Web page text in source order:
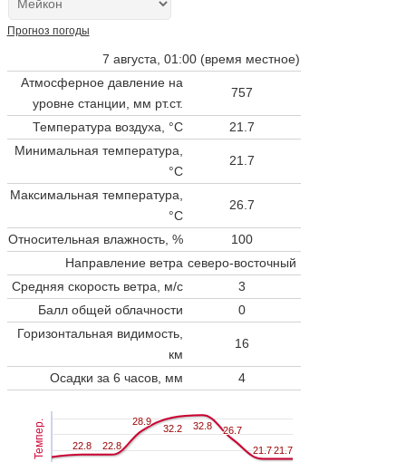
Прогноз погоды
7 августа, 01:00 (время местное)
Атмосферное давление на
уровне станции, мм рт.ст.
757
Температура воздуха, °C
21.7
Минимальная температура,
°C
21.7
Максимальная температура,
°C
26.7
Относительная влажность, %
100
Направление ветра северо-восточный
Средняя скорость ветра, м/с
3
Балл общей облачности
0
Горизонтальная видимость,
км
16
Осадки за 6 часов, мм 4
Темпер. 22.8
22.8 22.8
22.8
28.9
28.9
32.2
32.2 32.8
32.8 26.7
26.7
21.7
21.721.7
21.7